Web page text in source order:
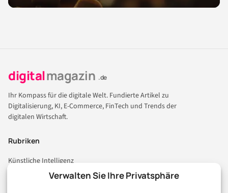
Verwalten Sie Ihre Privatsphäre
digitalmagazin .de
Ihr Kompass für die digitale Welt. Fundierte Artikel zu
Digitalisierung, KI, E-Commerce, FinTech und Trends der
digitalen Wirtschaft.
Rubriken
Künstliche Intelligenz
Technologie & IT